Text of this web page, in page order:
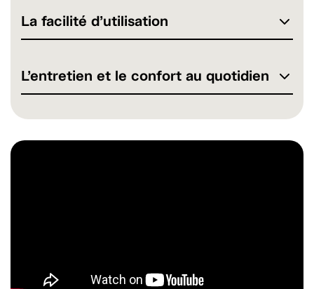
La facilité d’utilisation
L’entretien et le confort au quotidien